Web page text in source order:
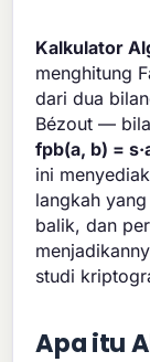
Kalkulator
menghitung
dari dua
Bézout —
fpb(a, b) =
ini
langkah
balik, dan
studi
Apa itu